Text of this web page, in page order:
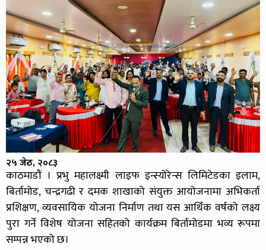
२५ जेठ, २०८३
काठमाडौं । प्रभु महालक्ष्मी लाइफ इन्स्योरेन्स लिमिटेडका इलाम,
बिर्तामोड, चन्द्रगढी र दमक शाखाको संयुक्त आयोजनामा अभिकर्ता
प्रशिक्षण, व्यवसायिक योजना निर्माण तथा यस आर्थिक वर्षको लक्ष्य
पुरा गर्ने विशेष योजना सहितको कार्यक्रम बिर्तामोडमा भव्य रूपमा
सम्पन्न भएको छ।